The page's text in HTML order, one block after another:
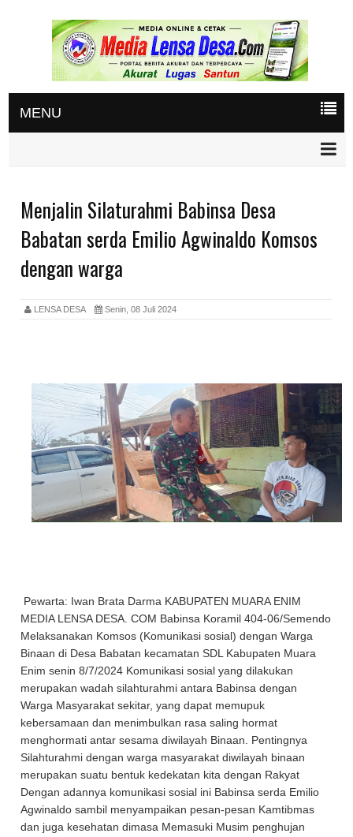
MENU
Menjalin Silaturahmi Babinsa Desa
Babatan serda Emilio Agwinaldo Komsos
dengan warga
LENSA DESA Senin, 08 Juli 2024
Pewarta: Iwan Brata Darma KABUPATEN MUARA ENIM
MEDIA LENSA DESA. COM Babinsa Koramil 404-06/Semendo
Melaksanakan Komsos (Komunikasi sosial) dengan Warga
Binaan di Desa Babatan kecamatan SDL Kabupaten Muara
Enim senin 8/7/2024 Komunikasi sosial yang dilakukan
merupakan wadah silahturahmi antara Babinsa dengan
Warga Masyarakat sekitar, yang dapat memupuk
kebersamaan dan menimbulkan rasa saling hormat
menghormati antar sesama diwilayah Binaan. Pentingnya
Silahturahmi dengan warga masyarakat diwilayah binaan
merupakan suatu bentuk kedekatan kita dengan Rakyat
Dengan adannya komunikasi sosial ini Babinsa serda Emilio
Agwinaldo sambil menyampaikan pesan-pesan Kamtibmas
dan juga kesehatan dimasa Memasuki Musim penghujan